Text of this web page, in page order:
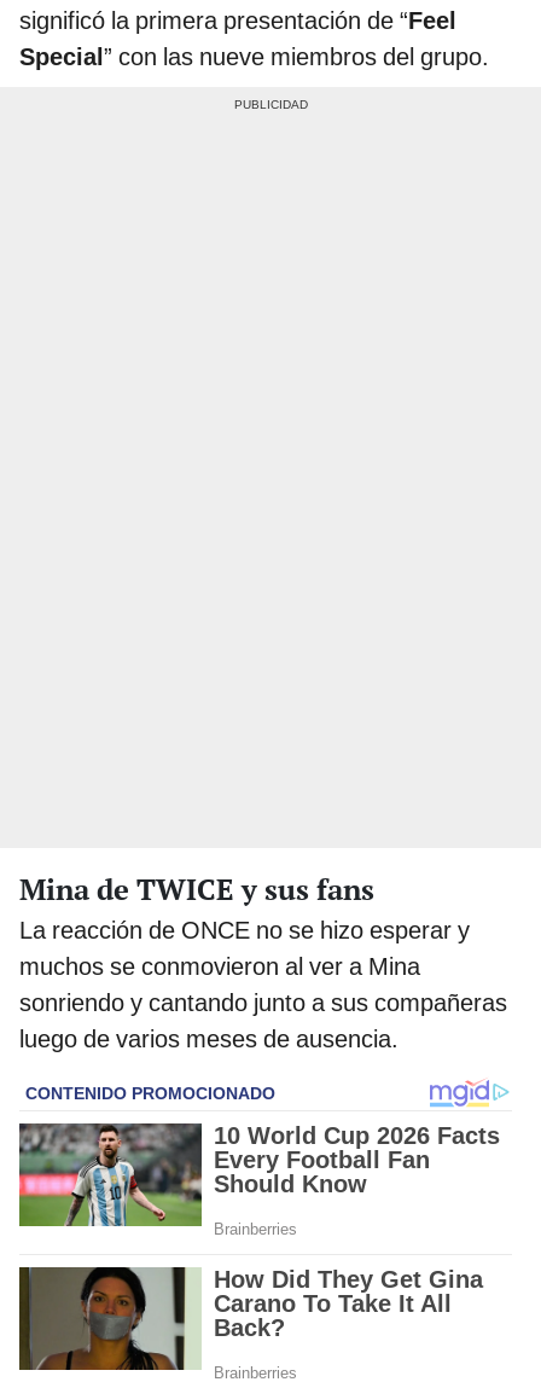
significó la primera presentación de “Feel
Special” con las nueve miembros del grupo.
Mina de TWICE y sus fans
La reacción de ONCE no se hizo esperar y
muchos se conmovieron al ver a Mina
sonriendo y cantando junto a sus compañeras
luego de varios meses de ausencia.